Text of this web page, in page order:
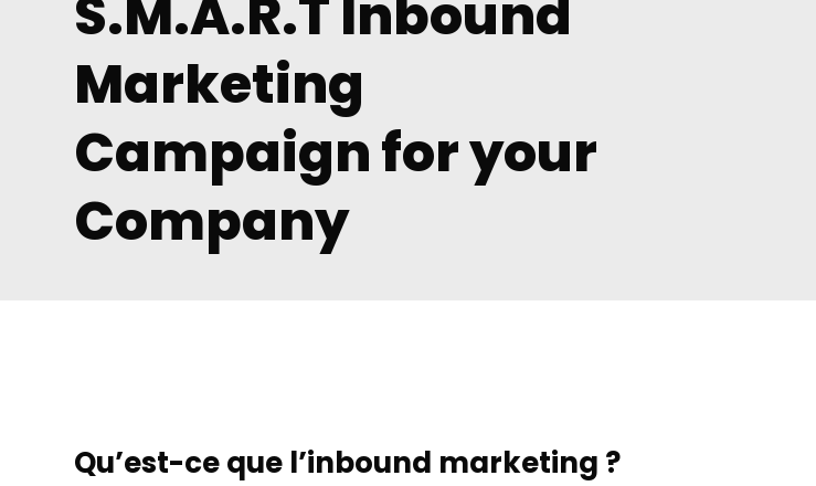
S.M.A.R.T Inbound
Marketing
Campaign for your
Company
Qu’est-ce que l’inbound marketing ?